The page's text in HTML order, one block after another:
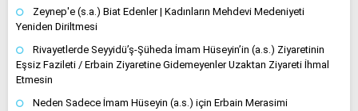
Zeynep'e (s.a.) Biat Edenler | Kadınların Mehdevi Medeniyeti
Yeniden Diriltmesi
Rivayetlerde Seyyidü’ş-Şüheda İmam Hüseyin’in (a.s.) Ziyaretinin
Eşsiz Fazileti / Erbain Ziyaretine Gidemeyenler Uzaktan Ziyareti İhmal
Etmesin
Neden Sadece İmam Hüseyin (a.s.) için Erbain Merasimi